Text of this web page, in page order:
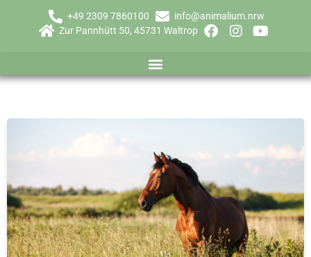
+49 2309 7860100
info@animalium.nrw
Zur Pannhütt 50, 45731 Waltrop